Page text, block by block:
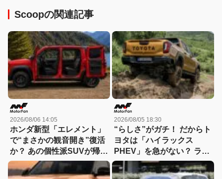
Scoopの関連記事
2026/08/06 14:05
ホンダ新型「エレメント」
で“まさかの観音開き”復活
か？ あの個性派SUVが帰っ
てくる可能性
2026/08/05 18:30
“らしさ”がガチ！ だからト
ヨタは「ハイラックス
PHEV」を急がない？ ライ
バルとは異なる電動化戦略
を読み解く